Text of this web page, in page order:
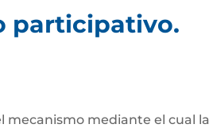
participativo.
mecanismo mediante el cual